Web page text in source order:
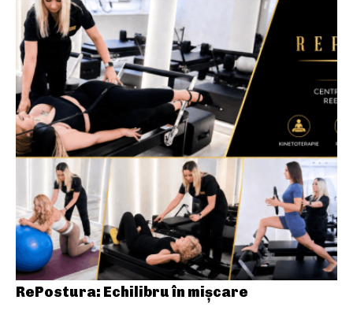
RePostura: Echilibru în mișcare